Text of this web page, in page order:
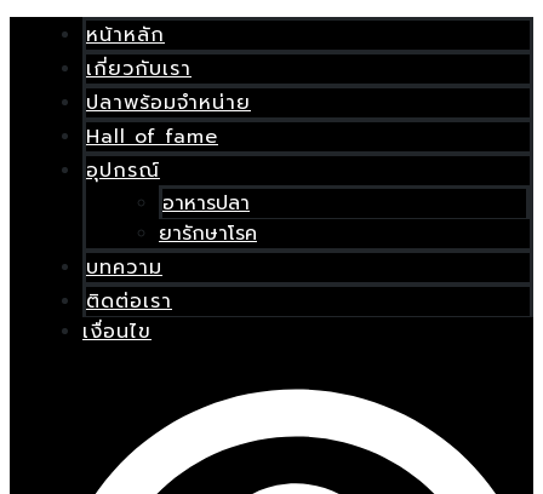
หน้าหลัก
เกี่ยวกับเรา
ปลาพร้อมจำหน่าย
Hall of fame
อุปกรณ์
อาหารปลา
ยารักษาโรค
บทความ
ติดต่อเรา
เงื่อนไข